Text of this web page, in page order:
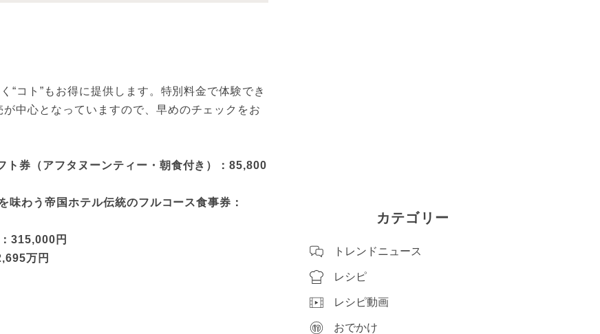
“コト”もお得に提供します。特別料金で体験でき
中心となっていますので、早めのチェックをお
ト券（アフタヌーンティー・朝食付き）：85,800
味わう帝国ホテル伝統のフルコース食事券：
315,000円
万円
カテゴリー
トレンドニュース
レシピ
レシピ動画
おでかけ